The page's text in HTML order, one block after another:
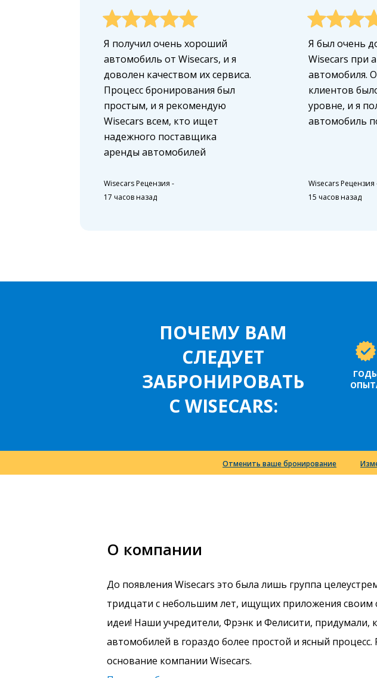
Я получил очень хороший
автомобиль от Wisecars, и я
доволен качеством их сервиса.
Процесс бронирования был
простым, и я рекомендую
Wisecars всем, кто ищет
надежного поставщика
аренды автомобилей
Wisecars Рецензия -
17 часов назад
Я был очень
Wisecars при
автомобиля.
клиентов
уровне, и я
автомобиль
Wisecars Рецензия
15 часов назад
ПОЧЕМУ ВАМ
СЛЕДУЕТ
ЗАБРОНИРОВАТЬ
С WISECARS:
Отменить ваше бронирование
О компании
До появления Wisecars это была лишь группа
тридцати с небольшим лет, ищущих приложения своим
идеи! Наши учредители, Фрэнк и Фелисити, придумали,
автомобилей в гораздо более простой и ясный процесс.
основание компании Wisecars.